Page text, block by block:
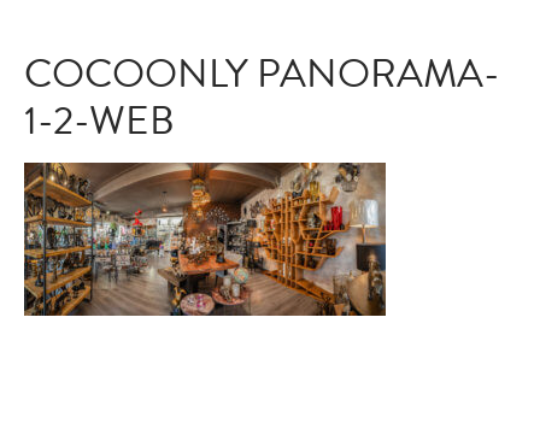
COCOONLY PANORAMA-
1-2-WEB